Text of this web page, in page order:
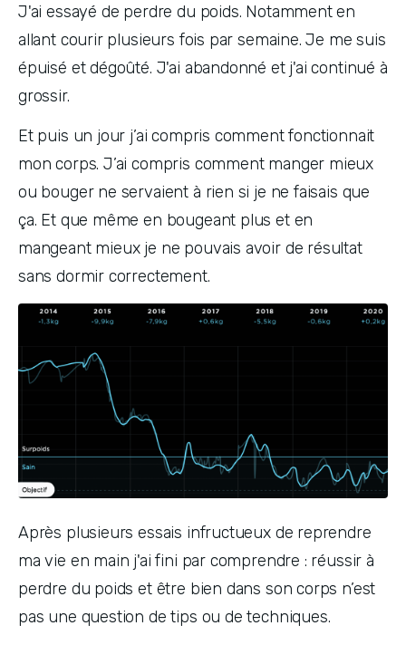
J'ai essayé de perdre du poids. Notamment en
allant courir plusieurs fois par semaine. Je me suis
épuisé et dégoûté. J'ai abandonné et j'ai continué à
grossir.
Et puis un jour j’ai compris comment fonctionnait
mon corps. J’ai compris comment manger mieux
ou bouger ne servaient à rien si je ne faisais que
ça. Et que même en bougeant plus et en
mangeant mieux je ne pouvais avoir de résultat
sans dormir correctement.
Après plusieurs essais infructueux de reprendre
ma vie en main j'ai fini par comprendre : réussir à
perdre du poids et être bien dans son corps n’est
pas une question de tips ou de techniques.